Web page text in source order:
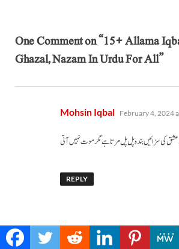
One Comment on “15+ Allama
Ghazal, Nazam In Urdu For All”
Mohsin Iqbal says:
February 4, 2024
عشق کی سزائیں بندہ پل پل مرتا ہے مگر موت نہیں آتی
REPLY